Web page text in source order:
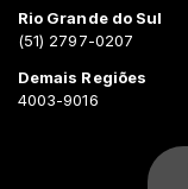
Rio Grande do Sul
(51) 2797-0207
Demais Regiões
4003-9016